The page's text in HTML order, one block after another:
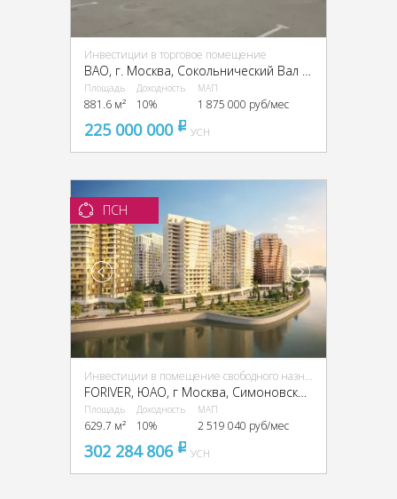
Инвестиции в торговое помещение
ВАО, г. Москва, Сокольнический Вал ул., 8
Площадь
881.6 м²
Доходность
10%
МАП
1 875 000 руб/мес
225 000 000 pуб
УСН
ПСН
Инвестиции в помещение свободного назначения (ПСН)
Площадь
629.7 м²
Доходность
10%
МАП
2 519 040 руб/мес
302 284 806 pуб
УСН